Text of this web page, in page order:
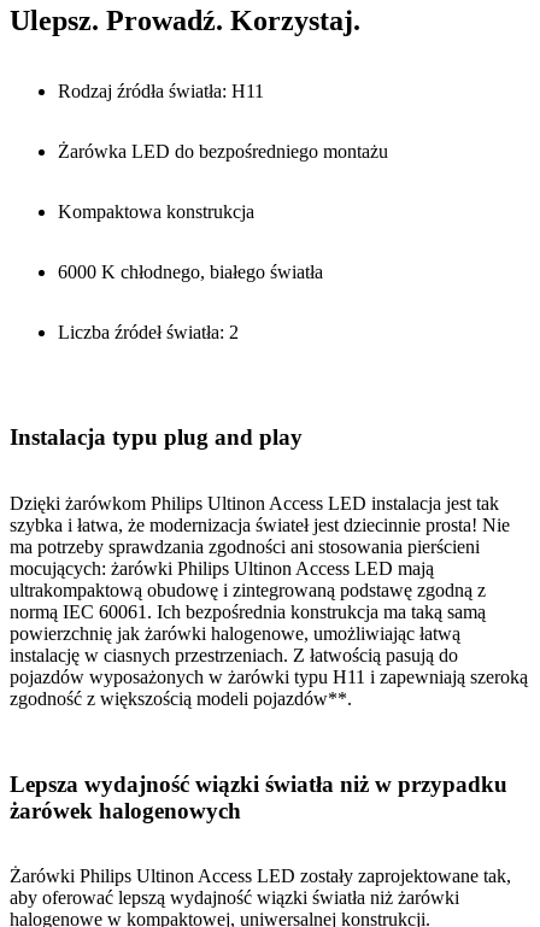
Ulepsz. Prowadź. Korzystaj.
Rodzaj źródła światła: H11
Żarówka LED do bezpośredniego montażu
Kompaktowa konstrukcja
6000 K chłodnego, białego światła
Liczba źródeł światła: 2
Instalacja typu plug and play
Dzięki żarówkom Philips Ultinon Access LED instalacja jest tak
szybka i łatwa, że modernizacja świateł jest dziecinnie prosta! Nie
ma potrzeby sprawdzania zgodności ani stosowania pierścieni
mocujących: żarówki Philips Ultinon Access LED mają
ultrakompaktową obudowę i zintegrowaną podstawę zgodną z
normą IEC 60061. Ich bezpośrednia konstrukcja ma taką samą
powierzchnię jak żarówki halogenowe, umożliwiając łatwą
instalację w ciasnych przestrzeniach. Z łatwością pasują do
pojazdów wyposażonych w żarówki typu H11 i zapewniają szeroką
zgodność z większością modeli pojazdów**.
Lepsza wydajność wiązki światła niż w przypadku
żarówek halogenowych
Żarówki Philips Ultinon Access LED zostały zaprojektowane tak,
aby oferować lepszą wydajność wiązki światła niż żarówki
halogenowe w kompaktowej, uniwersalnej konstrukcji.